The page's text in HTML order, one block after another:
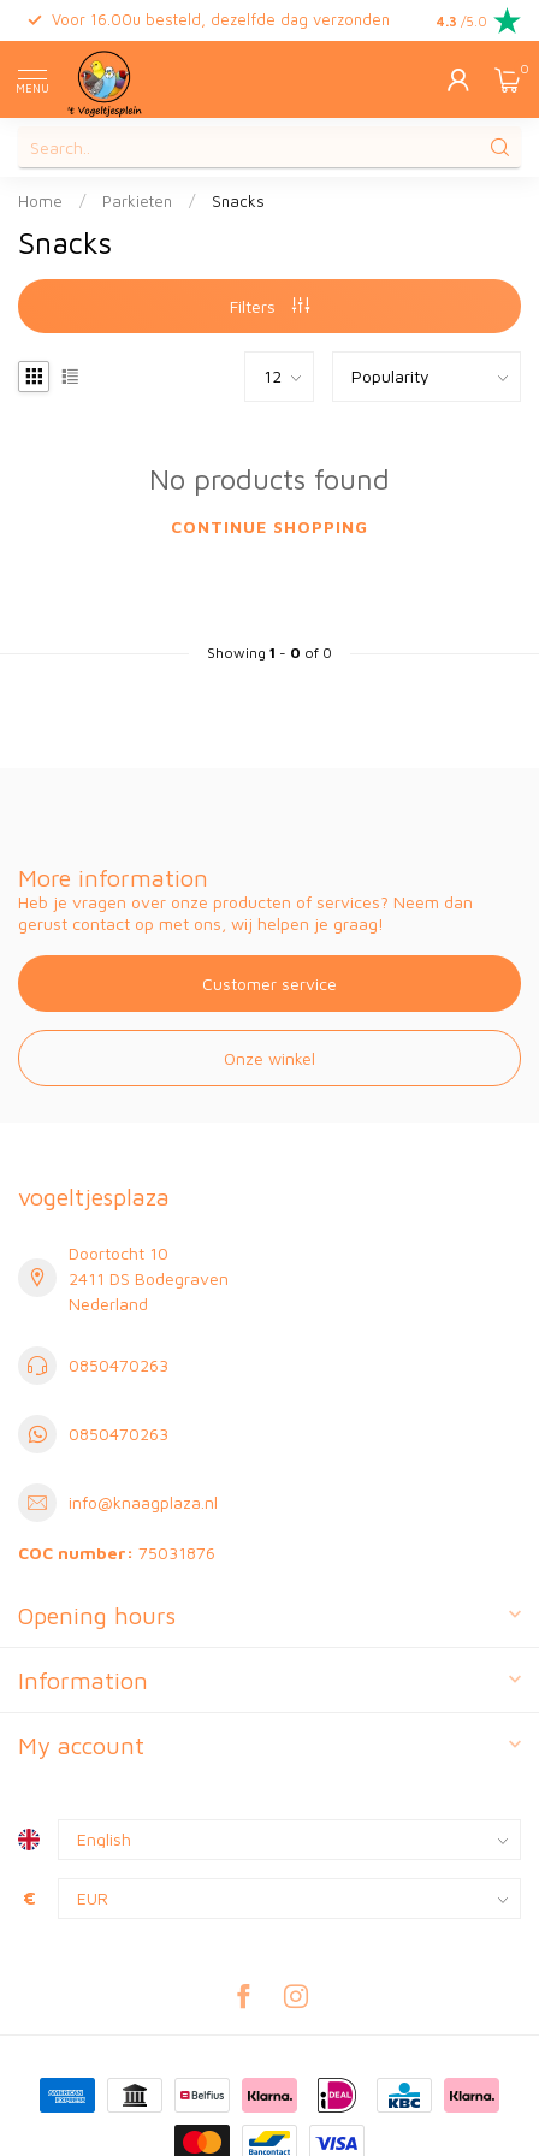
Voor 16.00u besteld, dezelfde dag verzonden Gratis
4.3 /5.0
MENU
0
Home / Parkieten / Snacks
Snacks
Filters
No products found
CONTINUE SHOPPING
Showing 1 - 0 of 0
More information
Heb je vragen over onze producten of services? Neem dan
gerust contact op met ons, wij helpen je graag!
Customer service
Onze winkel
vogeltjesplaza
Doortocht 10
2411 DS Bodegraven
Nederland
0850470263
0850470263
info@knaagplaza.nl
COC number: 75031876
Opening hours
Information
My account
€